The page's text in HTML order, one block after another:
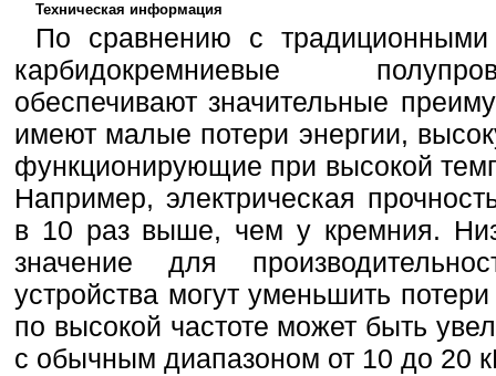
Техническая информация
По сравнению с традиционными
карбидокремниевые
обеспечивают значительные
имеют малые потери энергии,
функционирующие при высокой
Например, электрическая
в 10 раз выше, чем у кремния.
значение для
устройства могут уменьшить
по высокой частоте может быть
с обычным диапазоном от 10 до 20